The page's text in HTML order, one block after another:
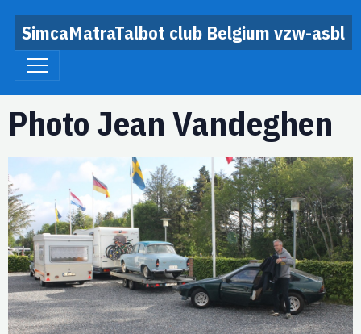
SimcaMatraTalbot club Belgium vzw-asbl
Photo Jean Vandeghen